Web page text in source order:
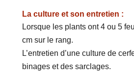
La culture et son entretien :
Lorsque les plants ont 4 ou 5
cm sur le rang.
L’entretien d’une culture de
binages et des sarclages.